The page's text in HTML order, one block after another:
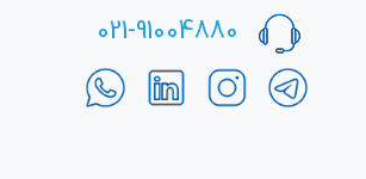
021-91004880